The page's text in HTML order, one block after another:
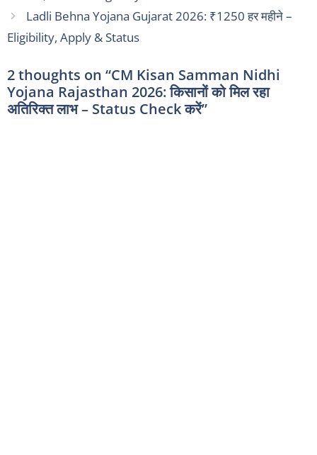
Ladli Behna Yojana Gujarat 2026: ₹1250 हर महीने –
Eligibility, Apply & Status
2 thoughts on “CM Kisan Samman Nidhi
Yojana Rajasthan 2026: किसानों को मिल रहा
अतिरिक्त लाभ – Status Check करें”